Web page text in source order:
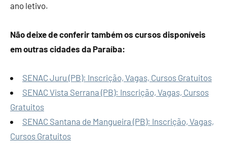
ano letivo.
Não deixe de conferir também os cursos disponíveis
em outras cidades da Paraíba:
SENAC Juru (PB): Inscrição, Vagas, Cursos Gratuitos
SENAC Vista Serrana (PB): Inscrição, Vagas, Cursos
Gratuitos
SENAC Santana de Mangueira (PB): Inscrição, Vagas,
Cursos Gratuitos